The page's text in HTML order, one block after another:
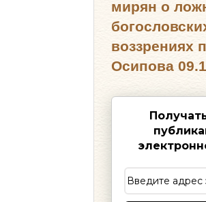
мирян о
воззрениях
Осипова